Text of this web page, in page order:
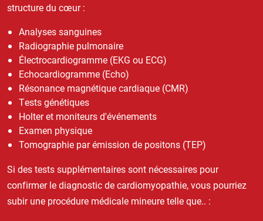
structure du cœur :
Analyses sanguines
Radiographie pulmonaire
Électrocardiogramme (EKG ou ECG)
Echocardiogramme (Echo)
Résonance magnétique cardiaque (CMR)
Tests génétiques
Holter et moniteurs d'événements
Examen physique
Tomographie par émission de positons (TEP)
Si des tests supplémentaires sont nécessaires pour
confirmer le diagnostic de cardiomyopathie, vous pourriez
subir une procédure médicale mineure telle que.. :